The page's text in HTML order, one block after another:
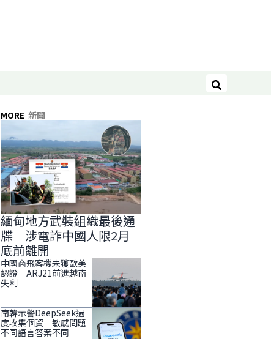
搜尋
MORE 新聞
緬甸地方武裝組織最後通
牒 涉電詐中國人限2月
底前離開
中國商飛客機未獲歐美
認證 ARJ21前進越南
失利
南韓示警DeepSeek過
度收集個資 敏感問題
不同語言答案不同